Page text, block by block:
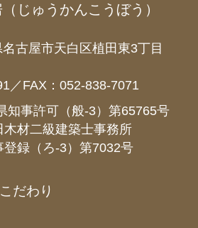
じゅうかんこうぼう）
古屋市天白区植田東3丁目
／FAX：052-838-7071
知事許可（般-3）第65765号
材二級建築士事務所
録（ろ-3）第7032号
だわり